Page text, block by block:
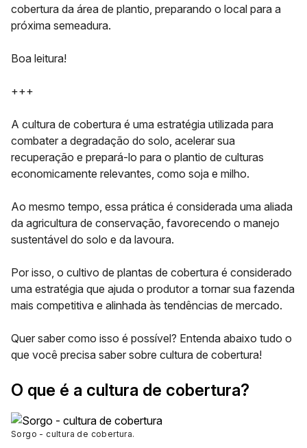
cobertura da área de plantio, preparando o local para a
próxima semeadura.
Boa leitura!
+++
A cultura de cobertura é uma estratégia utilizada para
combater a degradação do solo, acelerar sua
recuperação e prepará-lo para o plantio de culturas
economicamente relevantes, como soja e milho.
Ao mesmo tempo, essa prática é considerada uma aliada
da agricultura de conservação, favorecendo o manejo
sustentável do solo e da lavoura.
Por isso, o cultivo de plantas de cobertura é considerado
uma estratégia que ajuda o produtor a tornar sua fazenda
mais competitiva e alinhada às tendências de mercado.
Quer saber como isso é possível? Entenda abaixo tudo o
que você precisa saber sobre cultura de cobertura!
O que é a cultura de cobertura?
Sorgo - cultura de cobertura.